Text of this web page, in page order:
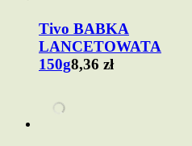
Tivo BABKA
LANCETOWATA
150g8,36 zł